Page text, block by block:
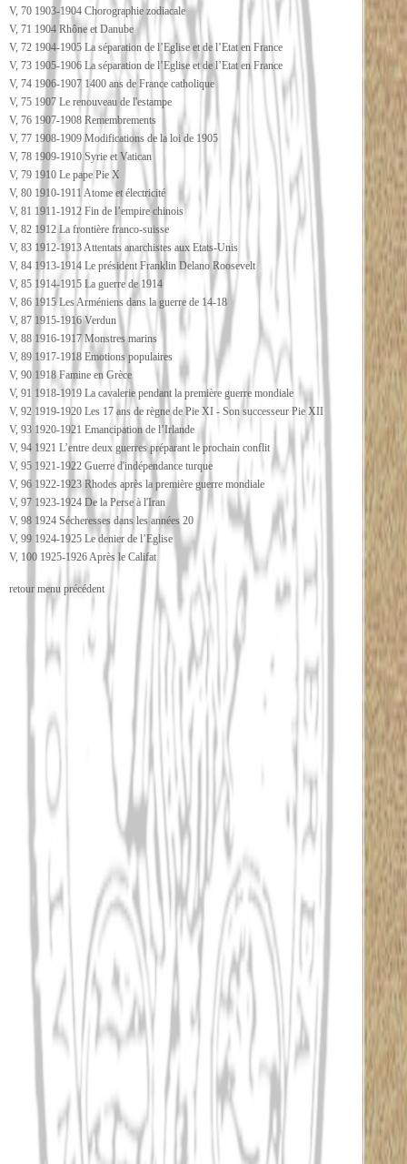
V, 70 1903-1904 Chorographie zodiacale
V, 71 1904 Rhône et Danube
V, 72 1904-1905 La séparation de l’Eglise et de l’Etat en France
V, 73 1905-1906 La séparation de l’Eglise et de l’Etat en France
V, 74 1906-1907 1400 ans de France catholique
V, 75 1907 Le renouveau de l'estampe
V, 76 1907-1908 Remembrements
V, 77 1908-1909 Modifications de la loi de 1905
V, 78 1909-1910 Syrie et Vatican
V, 79 1910 Le pape Pie X
V, 80 1910-1911 Atome et électricité
V, 81 1911-1912 Fin de l’empire chinois
V, 82 1912 La frontière franco-suisse
V, 83 1912-1913 Attentats anarchistes aux Etats-Unis
V, 84 1913-1914 Le président Franklin Delano Roosevelt
V, 85 1914-1915 La guerre de 1914
V, 86 1915 Les Arméniens dans la guerre de 14-18
V, 87 1915-1916 Verdun
V, 88 1916-1917 Monstres marins
V, 89 1917-1918 Emotions populaires
V, 90 1918 Famine en Grèce
V, 91 1918-1919 La cavalerie pendant la première guerre mondiale
V, 92 1919-1920 Les 17 ans de règne de Pie XI - Son successeur Pie XII
V, 93 1920-1921 Emancipation de l’Irlande
V, 94 1921 L’entre deux guerres préparant le prochain conflit
V, 95 1921-1922 Guerre d'indépendance turque
V, 96 1922-1923 Rhodes après la première guerre mondiale
V, 97 1923-1924 De la Perse à l'Iran
V, 98 1924 Sécheresses dans les années 20
V, 99 1924-1925 Le denier de l’Eglise
V, 100 1925-1926 Après le Califat
retour menu précédent